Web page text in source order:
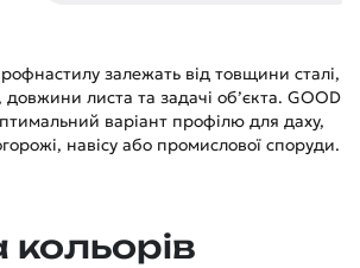
залежать від товщини сталі,
довжини листа та задачі об’єкта. GOOD
варіант профілю для даху,
навісу або промислової споруди.
кольорів